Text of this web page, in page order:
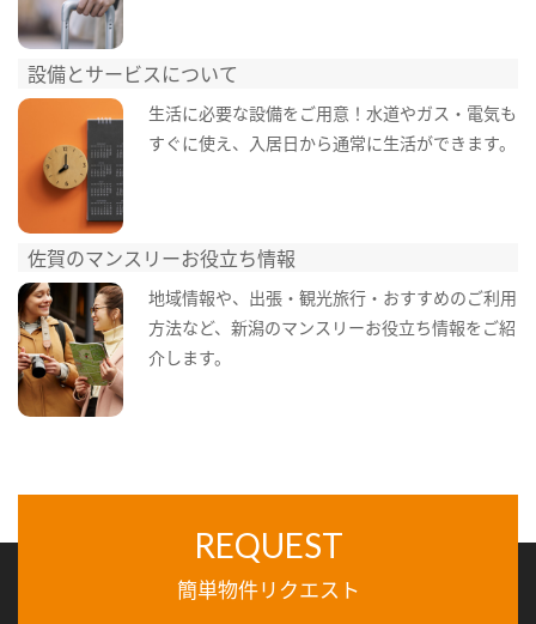
設備とサービスについて
生活に必要な設備をご用意！水道やガス・電気も
すぐに使え、入居日から通常に生活ができます。
佐賀のマンスリーお役立ち情報
地域情報や、出張・観光旅行・おすすめのご利用
方法など、新潟のマンスリーお役立ち情報をご紹
介します。
REQUEST
簡単物件リクエスト